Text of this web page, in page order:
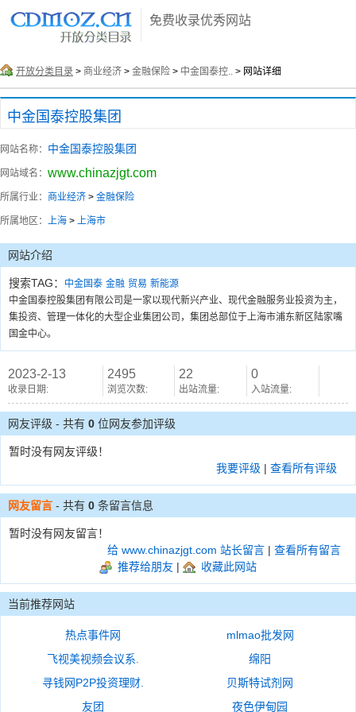
免费收录优秀网站
开放分类目录 > 商业经济 > 金融保险 > 中金国泰控.. > 网站详细
中金国泰控股集团
网站名称： 中金国泰控股集团
网站域名： www.chinazjgt.com
所属行业： 商业经济 > 金融保险
所属地区： 上海 > 上海市
网站介绍
搜索TAG： 中金国泰 金融 贸易 新能源
中金国泰控股集团有限公司是一家以现代新兴产业、现代金融服务业投资为主，
集投资、管理一体化的大型企业集团公司，集团总部位于上海市浦东新区陆家嘴
国金中心。
2023-2-13
收录日期:
2495
浏览次数:
22
出站流量:
0
入站流量:
网友评级 - 共有 0 位网友参加评级
暂时没有网友评级！
我要评级 | 查看所有评级
网友留言 - 共有 0 条留言信息
暂时没有网友留言！
给 www.chinazjgt.com 站长留言 | 查看所有留言
推荐给朋友 | 收藏此网站
当前推荐网站
热点事件网
mlmao批发网
飞视美视频会议系.
绵阳
寻钱网P2P投资理财.
贝斯特试剂网
友团
夜色伊甸园